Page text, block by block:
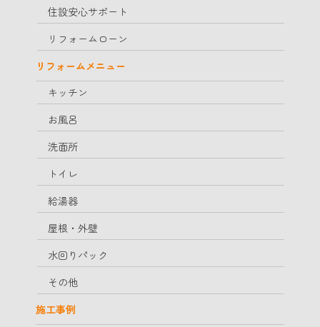
住設安心サポート
リフォームローン
リフォームメニュー
キッチン
お風呂
洗面所
トイレ
給湯器
屋根・外壁
水回りパック
その他
施工事例